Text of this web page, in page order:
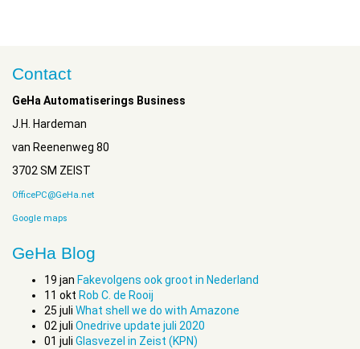
Contact
GeHa Automatiserings Business
J.H. Hardeman
van Reenenweg 80
3702 SM ZEIST
OfficePC@GeHa.net
Google maps
GeHa Blog
19 jan Fakevolgens ook groot in Nederland
11 okt Rob C. de Rooij
25 juli What shell we do with Amazone
02 juli Onedrive update juli 2020
01 juli Glasvezel in Zeist (KPN)